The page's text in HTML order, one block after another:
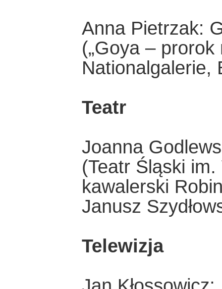
Anna Pietrzak:
(„Goya – prorok
Nationalgalerie,
Teatr
Joanna
(Teatr Śląski
kawalerski
Janusz
Telewizja